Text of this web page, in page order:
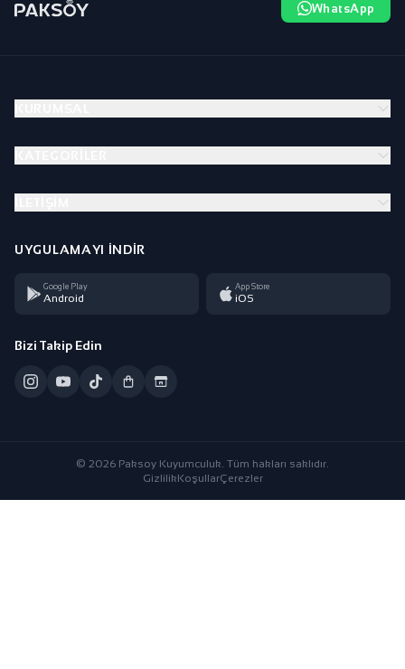
WhatsApp
UYGULAMAYI İNDIR
Google Play
Android
App Store
iOS
Bizi Takip Edin
© 2026 Paksoy Kuyumculuk. Tüm hakları saklıdır.
GizlilikKoşullarÇerezler